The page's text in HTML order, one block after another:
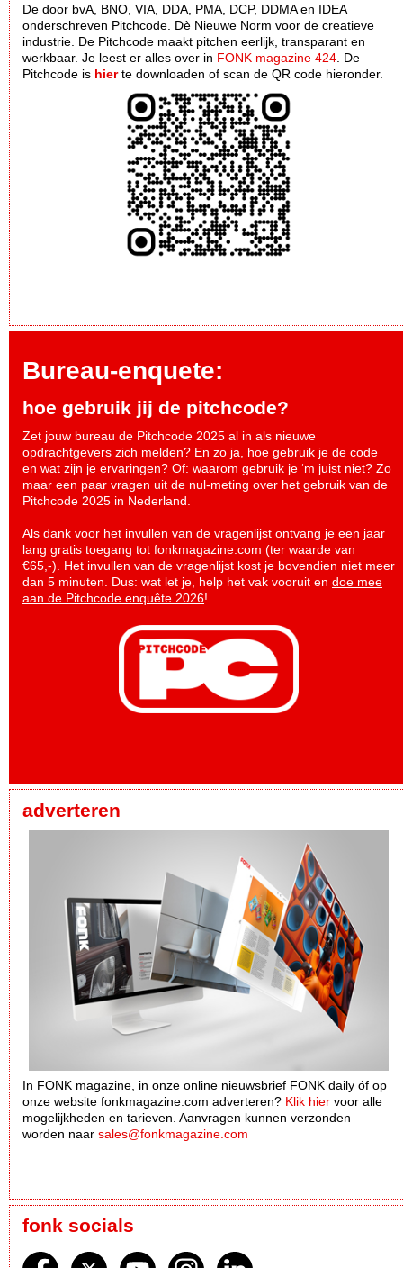
De door bvA, BNO, VIA, DDA, PMA, DCP, DDMA en IDEA
onderschreven Pitchcode. Dè Nieuwe Norm voor de creatieve
industrie. De Pitchcode maakt pitchen eerlijk, transparant en
werkbaar. Je leest er alles over in FONK magazine 424 . De
Pitchcode is hierte downloaden of scan de QR code hieronder.
Bureau-enquete:
hoe gebruik jij de pitchcode?
Zet jouw bureau de Pitchcode 2025 al in als nieuwe
opdrachtgevers zich melden? En zo ja, hoe gebruik je de code
en wat zijn je ervaringen? Of: waarom gebruik je ‘m juist niet? Zo
maar een paar vragen uit de nul-meting over het gebruik van de
Pitchcode 2025 in Nederland.
Als dank voor het invullen van de vragenlijst ontvang je een jaar
lang gratis toegang tot fonkmagazine.com (ter waarde van
€65,-). Het invullen van de vragenlijst kost je bovendien niet meer
dan 5 minuten. Dus: wat let je, help het vak vooruit en doe mee
aan de Pitchcode enquête 2026!
adverteren
In FONK magazine, in onze online nieuwsbrief FONK daily óf op
onze website fonkmagazine.com adverteren? Klik hier voor alle
mogelijkheden en tarieven. Aanvragen kunnen verzonden
worden naar sales@fonkmagazine.com
fonk socials